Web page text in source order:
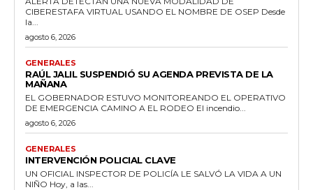
CIBERESTAFA VIRTUAL USANDO EL NOMBRE DE OSEP Desde
la...
agosto 6, 2026
GENERALES
RAÚL JALIL SUSPENDIÓ SU AGENDA PREVISTA DE LA
MAÑANA
EL GOBERNADOR ESTUVO MONITOREANDO EL OPERATIVO
DE EMERGENCIA CAMINO A EL RODEO El incendio...
agosto 6, 2026
GENERALES
INTERVENCIÓN POLICIAL CLAVE
UN OFICIAL INSPECTOR DE POLICÍA LE SALVÓ LA VIDA A UN
NIÑO Hoy, a las...